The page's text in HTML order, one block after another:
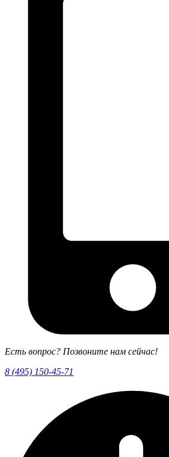
Есть вопрос? Позвоните нам сейчас!
8 (495) 150-45-71